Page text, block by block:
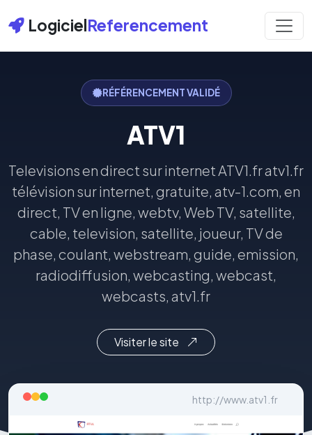
LogicielReferencement
RÉFÉRENCEMENT VALIDÉ
ATV1
Televisions en direct sur internet ATV1.fr atv1.fr
télévision sur internet, gratuite, atv-1.com, en
direct, TV en ligne, webtv, Web TV, satellite,
cable, television, satellite, joueur, TV de
phase, coulant, webstream, guide, emission,
radiodiffusion, webcasting, webcast,
webcasts, atv1.fr
Visiter le site
http://www.atv1.fr